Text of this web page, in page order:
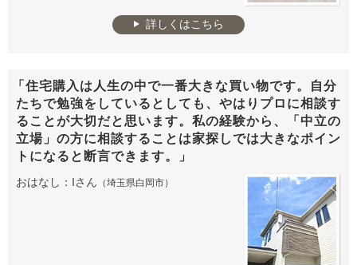
詳しくはこちら
「住宅購入は人生の中で一番大きな買い物です。自分
たちで勉強をしているとしても、やはりプロに相談す
ることが大切だと思います。私の経験から、「中立の
立場」の方に相談することは家探しでは大きなポイン
トになると断言できます。」
おはなし：Iさん （埼玉県白岡市）